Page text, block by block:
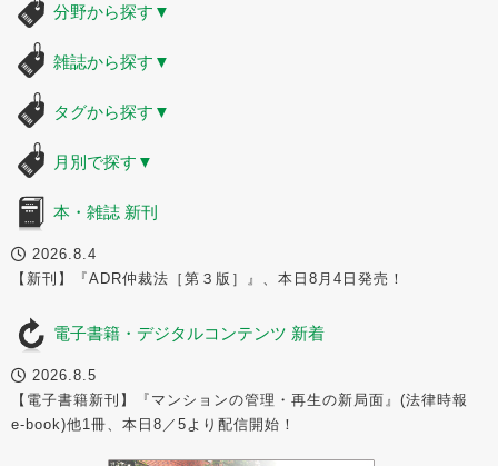
分野から探す ▼
雑誌から探す ▼
タグから探す ▼
月別で探す ▼
本・雑誌 新刊
2026.8.4
【新刊】『ADR仲裁法［第３版］』、本日8月4日発売！
電子書籍・デジタルコンテンツ 新着
2026.8.5
【電子書籍新刊】『マンションの管理・再生の新局面』(法律時報
e-book)他1冊、本日8／5より配信開始！